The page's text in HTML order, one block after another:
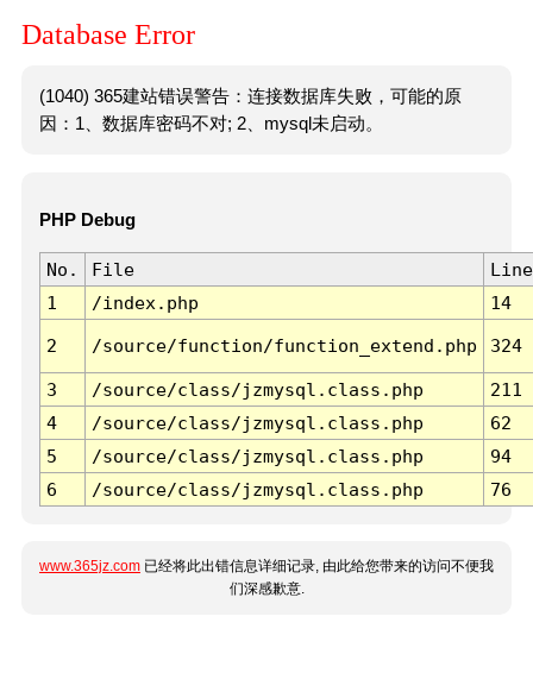
Database Error
(1040) 365建站错误警告：连接数据库失败，可能的原
因：1、数据库密码不对; 2、mysql未启动。
PHP Debug
No. File
Line
1
/index.php 14
2 /source/function/function_extend.php 324
3 /source/class/jzmysql.class.php
211
4
/source/class/jzmysql.class.php
62
5
/source/class/jzmysql.class.php
94
6
/source/class/jzmysql.class.php 76
www.365jz.com 已经将此出错信息详细记录, 由此给您带来的访问不便我
们深感歉意.